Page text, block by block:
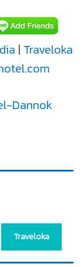
| Traveloka
Dannok
Traveloka